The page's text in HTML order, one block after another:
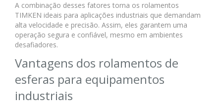
A combinação desses fatores torna os rolamentos
TIMKEN ideais para aplicações industriais que demandam
alta velocidade e precisão. Assim, eles garantem uma
operação segura e confiável, mesmo em ambientes
desafiadores.
Vantagens dos rolamentos de
esferas para equipamentos
industriais